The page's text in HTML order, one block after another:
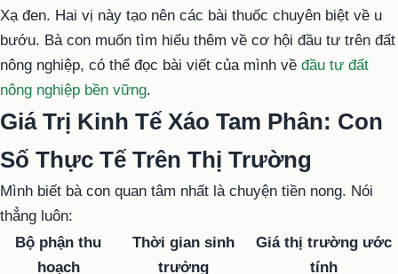
Xạ đen. Hai vị này tạo nên các bài thuốc chuyên biệt về u
bướu. Bà con muốn tìm hiểu thêm về cơ hội đầu tư trên đất
nông nghiệp, có thể đọc bài viết của mình về đầu tư đất
nông nghiệp bền vững.
Giá Trị Kinh Tế Xáo Tam Phân: Con
Số Thực Tế Trên Thị Trường
Mình biết bà con quan tâm nhất là chuyện tiền nong. Nói
thẳng luôn:
Bộ phận thu
hoạch
Thời gian sinh
trưởng
Giá thị trường ước
tính